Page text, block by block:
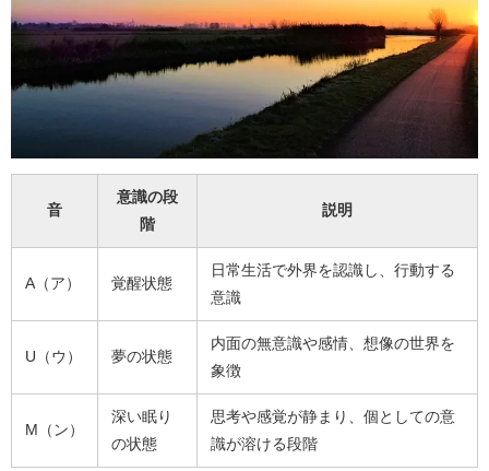
音
意識の段
階
説明
A（ア） 覚醒状態
日常生活で外界を認識し、行動する
意識
U（ウ） 夢の状態
内面の無意識や感情、想像の世界を
象徴
M（ン）
深い眠り
の状態
思考や感覚が静まり、個としての意
識が溶ける段階